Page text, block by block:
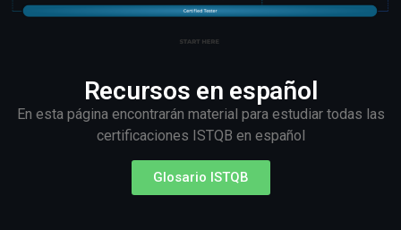
Recursos en español
En esta página encontrarán material para estudiar todas las
certificaciones ISTQB en español
Glosario ISTQB